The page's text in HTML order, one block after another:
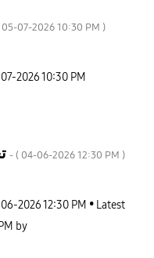
‎05-07-2026 10:30 PM )
202610:30 PM
تحديث مراقبة الصحة - ( ‎04-06-2026 12:30 PM )
202612:30 PM
Latest
by